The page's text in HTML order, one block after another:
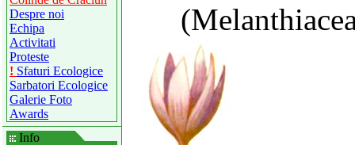
Despre noi
Echipa
Activitati
Proteste
! Sfaturi Ecologice
Sarbatori Ecologice
Galerie Foto
Awards
Info